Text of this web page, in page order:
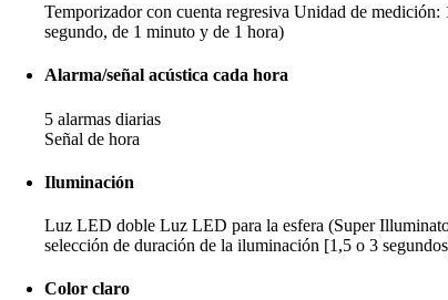
Temporizador con cuenta regresiva Unidad de medición:
segundo, de 1 minuto y de 1 hora)
Alarma/señal acústica cada hora
5 alarmas diarias
Señal de hora
Iluminación
Luz LED doble Luz LED para la esfera (Super
selección de duración de la iluminación [1,5 o 3
Color claro